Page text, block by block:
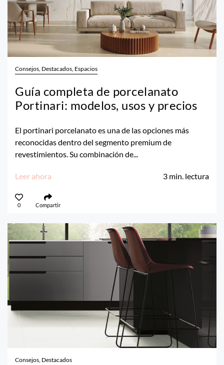
Consejos, Destacados, Espacios
Guía completa de porcelanato
Portinari: modelos, usos y precios
El portinari porcelanato es una de las opciones más
reconocidas dentro del segmento premium de
revestimientos. Su combinación de...
Leer ahora 3 min. lectura
0 Compartir
Consejos, Destacados